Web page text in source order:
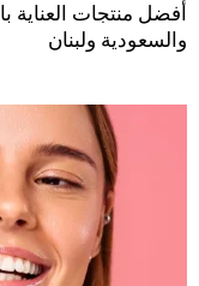
أفضل منتجات العناية
والسعودية ولبنان